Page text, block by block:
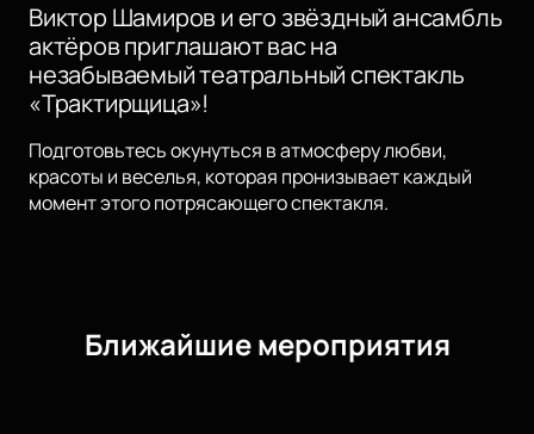
Виктор Шамиров и его звёздный ансамбль
актёров приглашают вас на
незабываемый театральный спектакль
«Трактирщица»!
Подготовьтесь окунуться в атмосферу любви,
красоты и веселья, которая пронизывает каждый
момент этого потрясающего спектакля.
Ближайшие мероприятия